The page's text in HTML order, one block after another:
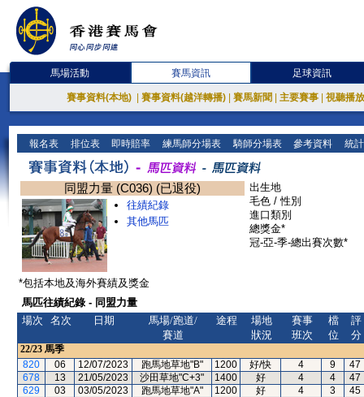
馬場活動 賽馬資訊 足球資訊
賽事資料(本地) 賽事資料(越洋轉播) 賽馬新聞 主要賽事 視聽播
報名表 排位表 即時賠率 練馬師分場表 騎師分場表 參考資料 統
同盟力量 (C036) (已退役)
往績紀錄
其他馬匹
出生地
毛色 / 性別
進口類別
總獎金*
冠-亞-季-總出賽次數*
*包括本地及海外賽績及獎金
馬匹往績紀錄 - 同盟力量
場次
名次 日期
馬場/跑道/
賽道
途程
場地
狀況
賽事
班次
檔
位
評
分
22/23 馬季
820
06 12/07/2023 跑馬地草地"B" 1200 好/快 4 9
47
678
13 21/05/2023 沙田草地"C+3" 1400 好 4 4
47
629
03 03/05/2023 跑馬地草地"A" 1200 好 4 3
45